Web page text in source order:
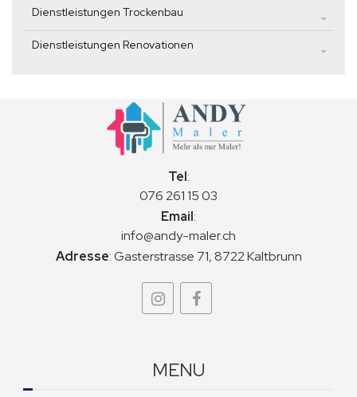
Dienstleistungen Trockenbau
Dienstleistungen Renovationen
Tel:
076 261 15 03
Email:
info@andy-maler.ch
Adresse:Gasterstrasse 71, 8722 Kaltbrunn
MENU